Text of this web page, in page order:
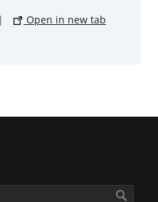
| Open in new tab